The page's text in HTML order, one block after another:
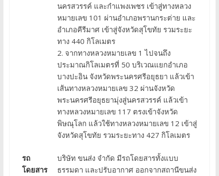
นครสวรรค์ และกำแพงเพชร เข้าสู่ทางหลวง
หมายเลข 101 ผ่านอำเภอพรานกระต่าย และ
อำเภอคีรีมาศ เข้าสู่จังหวัดสุโขทัย รวมระยะ
ทาง 440 กิโลเมตร
2. จากทางหลวงหมายเลข 1 ไปจนถึง
ประมาณกิโลเมตรที่ 50 บริเวณแยกอำเภอ
บางปะอิน จังหวัดพระนครศรีอยุธยา แล้วเข้า
เส้นทางหลวงหมายเลข 32 ผ่านจังหวัด
พระนครศรีอยุธยามุ่งสู่นครสวรรค์ แล้วเข้า
ทางหลวงหมายเลข 117 ตรงเข้าจังหวัด
พิษณุโลก แล้วใช้ทางหลวงหมายเลข 12 เข้าสู่
จังหวัดสุโขทัย รวมระยะทาง 427 กิโลเมตร
รถ
โดยสาร
บริษัท ขนส่ง จำกัด มีรถโดยสารทั้งแบบ
ธรรมดา และปรับอากาศ ออกจากสถานีขนส่ง